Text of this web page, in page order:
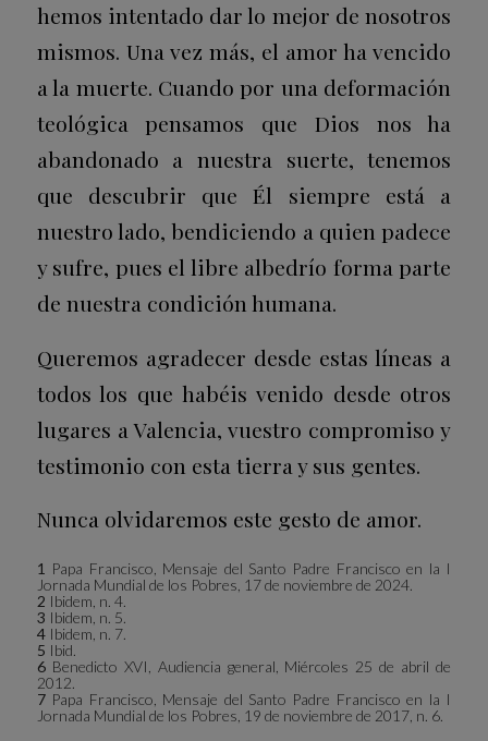
hemos intentado dar lo mejor de nosotros
mismos. Una vez más, el amor ha vencido
a la muerte. Cuando por una deformación
teológica pensamos que Dios nos ha
abandonado a nuestra suerte, tenemos
que descubrir que Él siempre está a
nuestro lado, bendiciendo a quien padece
y sufre, pues el libre albedrío forma parte
de nuestra condición humana.
Queremos agradecer desde estas líneas a
todos los que habéis venido desde otros
lugares a Valencia, vuestro compromiso y
testimonio con esta tierra y sus gentes.
Nunca olvidaremos este gesto de amor.
1 Papa Francisco, Mensaje del Santo Padre Francisco en la I
Jornada Mundial de los Pobres, 17 de noviembre de 2024.
2 Ibidem, n. 4.
3 Ibidem, n. 5.
4Ibidem, n. 7.
5 Ibid.
6Benedicto XVI, Audiencia general, Miércoles 25 de abril de
2012.
7Papa Francisco, Mensaje del Santo Padre Francisco en la I
Jornada Mundial de los Pobres, 19 de noviembre de 2017, n. 6.